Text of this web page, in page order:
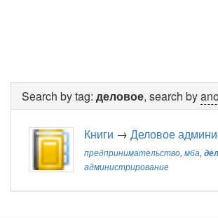
Search by tag: деловое, search by
Книги → Деловое
предпринимательство, мба,
администрирование